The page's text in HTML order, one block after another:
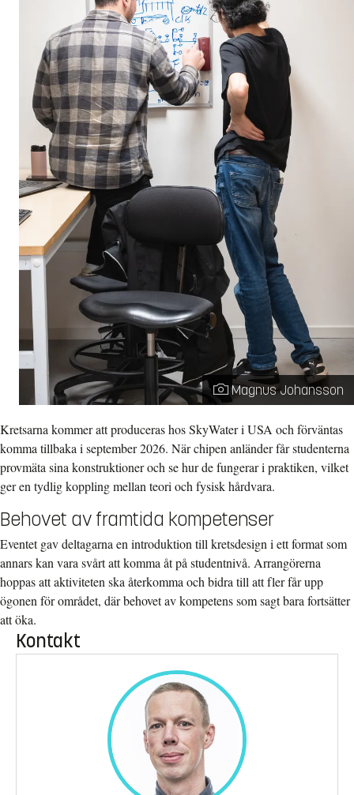
Fotograf:
Magnus Johansson
Kretsarna kommer att produceras hos SkyWater i USA och förväntas
komma tillbaka i september 2026. När chipen anländer får studenterna
provmäta sina konstruktioner och se hur de fungerar i praktiken, vilket
ger en tydlig koppling mellan teori och fysisk hårdvara.
Behovet av framtida kompetenser
Eventet gav deltagarna en introduktion till kretsdesign i ett format som
annars kan vara svårt att komma åt på studentnivå. Arrangörerna
hoppas att aktiviteten ska återkomma och bidra till att fler får upp
ögonen för området, där behovet av kompetens som sagt bara fortsätter
att öka.
Kontakt